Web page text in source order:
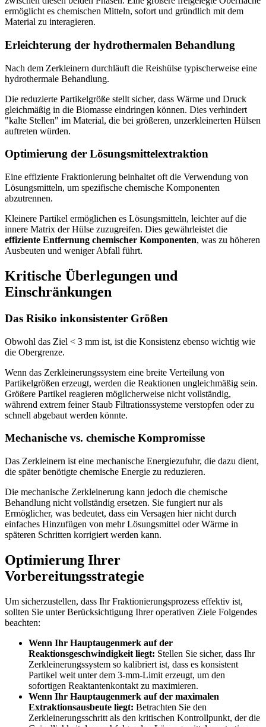
ermöglicht es chemischen Mitteln, sofort und gründlich mit dem
Material zu interagieren.
Erleichterung der hydrothermalen Behandlung
Nach dem Zerkleinern durchläuft die Reishülse typischerweise eine
hydrothermale Behandlung.
Die reduzierte Partikelgröße stellt sicher, dass Wärme und Druck
gleichmäßig in die Biomasse eindringen können. Dies verhindert
"kalte Stellen" im Material, die bei größeren, unzerkleinerten Hülsen
auftreten würden.
Optimierung der Lösungsmittelextraktion
Eine effiziente Fraktionierung beinhaltet oft die Verwendung von
Lösungsmitteln, um spezifische chemische Komponenten
abzutrennen.
Kleinere Partikel ermöglichen es Lösungsmitteln, leichter auf die
innere Matrix der Hülse zuzugreifen. Dies gewährleistet die
effiziente Entfernung chemischer Komponenten, was zu höheren
Ausbeuten und weniger Abfall führt.
Kritische Überlegungen und
Einschränkungen
Das Risiko inkonsistenter Größen
Obwohl das Ziel < 3 mm ist, ist die Konsistenz ebenso wichtig wie
die Obergrenze.
Wenn das Zerkleinerungssystem eine breite Verteilung von
Partikelgrößen erzeugt, werden die Reaktionen ungleichmäßig sein.
Größere Partikel reagieren möglicherweise nicht vollständig,
während extrem feiner Staub Filtrationssysteme verstopfen oder zu
schnell abgebaut werden könnte.
Mechanische vs. chemische Kompromisse
Das Zerkleinern ist eine mechanische Energiezufuhr, die dazu dient,
die später benötigte chemische Energie zu reduzieren.
Die mechanische Zerkleinerung kann jedoch die chemische
Behandlung nicht vollständig ersetzen. Sie fungiert nur als
Ermöglicher, was bedeutet, dass ein Versagen hier nicht durch
einfaches Hinzufügen von mehr Lösungsmittel oder Wärme in
späteren Schritten korrigiert werden kann.
Optimierung Ihrer
Vorbereitungsstrategie
Um sicherzustellen, dass Ihr Fraktionierungsprozess effektiv ist,
sollten Sie unter Berücksichtigung Ihrer operativen Ziele Folgendes
beachten:
Wenn Ihr Hauptaugenmerk auf der
Reaktionsgeschwindigkeit liegt: Stellen Sie sicher, dass Ihr
Zerkleinerungssystem so kalibriert ist, dass es konsistent
Partikel weit unter dem 3-mm-Limit erzeugt, um den
sofortigen Reaktantenkontakt zu maximieren.
Wenn Ihr Hauptaugenmerk auf der maximalen
Extraktionsausbeute liegt: Betrachten Sie den
Zerkleinerungsschritt als den kritischen Kontrollpunkt, der die